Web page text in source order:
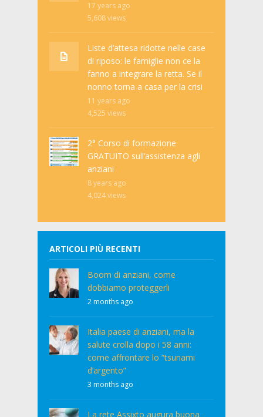
17 years ago
5,608views
Liste d’attesa ridotte nelle case
di riposo: le famiglie non ce la
fanno a integrare la retta. Se il
nonno torna a casa per la crisi
11 years ago
4,525 views
2° Corso di formazione
GRATUITO sull’assistenza agli
anziani
8 years ago
4,024views
ARTICOLI PIÙ RECENTI
Boom di anziani, come
dobbiamo proteggerli
2 months ago
Italia paese di anziani, ma la
salute crolla dopo i 58 anni:
come affrontare lo “tsunami
d’argento”
3 months ago
La rete Assixto augura buona